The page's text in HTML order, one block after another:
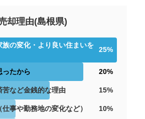
却理由(島根県)
族の変化・より良い住まいを
25%
ったから 20%
苦など金銭的な理由 15%
事や勤務地の変化など） 10%